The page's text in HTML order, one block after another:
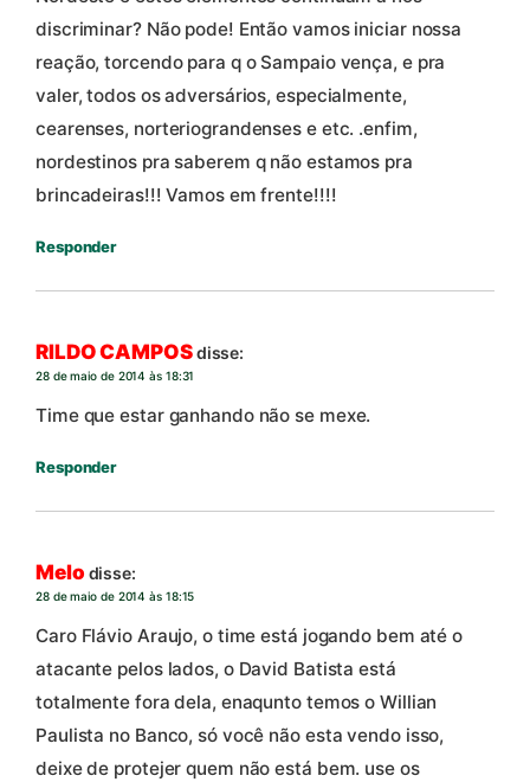
discriminar? Não pode! Então vamos iniciar nossa
reação, torcendo para q o Sampaio vença, e pra
valer, todos os adversários, especialmente,
cearenses, norteriograndenses e etc. .enfim,
nordestinos pra saberem q não estamos pra
brincadeiras!!! Vamos em frente!!!!
Responder
RILDO CAMPOSdisse:
28 de maio de 2014 às 18:31
Time que estar ganhando não se mexe.
Responder
Melo disse:
28 de maio de 2014 às 18:15
Caro Flávio Araujo, o time está jogando bem até o
atacante pelos lados, o David Batista está
totalmente fora dela, enaqunto temos o Willian
Paulista no Banco, só você não esta vendo isso,
deixe de protejer quem não está bem. use os